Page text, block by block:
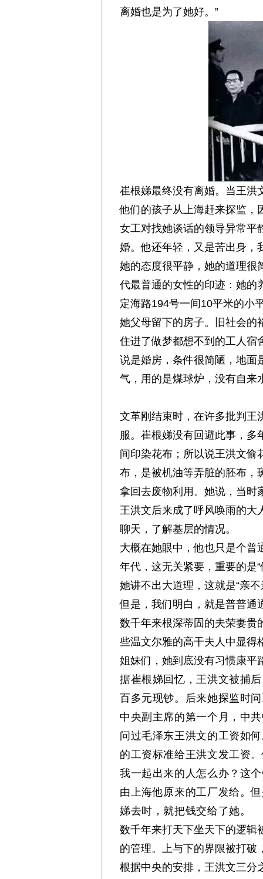
离婚也是为了她好。”
崔根娣最终没有离婚。当王洪
他们的孩子从上海赶来探监，
女工对找她谈话的领导异常平
婚。他还年轻，又是苦出身，
她的态度很平静，她的道理
代最普通的女性的印迹：她的
定海路194号一间10平米的小
她父母留下的房子。旧社会的
住进了做梦都想不到的工人宿
说是婚房，条件很简陋，地面
气，用的是煤球炉，没有自
文革刚结束时，在许多批判王
服。崔根娣没有回避此事，
间印染花布；所以说王洪文偷
布，是被机油等弄脏的胚布，
拿回去废物利用。她说，当时
王洪文后来成了呼风唤雨的大
聊天，了解基层的情况。
大概在她眼中，他也只是个
年代，这无关紧要，重要的是“
她讲不出大道理，这就是“亲
但是，我们明白， 就是普普通
数千年来根深蒂固的夫荣妻贵
些温文尔雅的高干夫人中显得
姐妹们，她到底没有习惯康平
据崔根娣回忆，王洪文被捕
百多元现钞。后来她探监时
中央副主席的第一个月，中
问过毛泽东王洪文的工资如
的工资标准给王洪文发工资
我一起出来的人怎么办？这
由上海他原来的工厂发给。
娣去时，就把钱交给了她。
数千年来打天下坐天下的逻辑
的管理。上与下的界限被打破
根据中央的安排，王洪文三分